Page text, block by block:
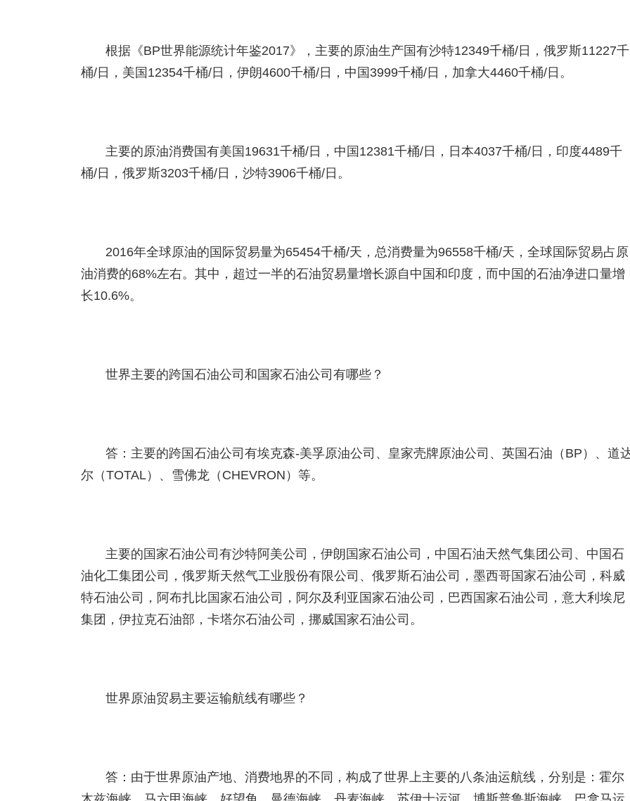
根据《BP世界能源统计年鉴2017》，主要的原油生产国有沙特12349千桶/日，俄罗斯11227千
桶/日，美国12354千桶/日，伊朗4600千桶/日，中国3999千桶/日，加拿大4460千桶/日。
主要的原油消费国有美国19631千桶/日，中国12381千桶/日，日本4037千桶/日，印度4489千
桶/日，俄罗斯3203千桶/日，沙特3906千桶/日。
2016年全球原油的国际贸易量为65454千桶/天，总消费量为96558千桶/天，全球国际贸易占原
油消费的68%左右。其中，超过一半的石油贸易量增长源自中国和印度，而中国的石油净进口量增
长10.6%。
世界主要的跨国石油公司和国家石油公司有哪些？
答：主要的跨国石油公司有埃克森-美孚原油公司、皇家壳牌原油公司、英国石油（BP）、道
尔（TOTAL）、雪佛龙（CHEVRON）等。
主要的国家石油公司有沙特阿美公司，伊朗国家石油公司，中国石油天然气集团公司、中国石
油化工集团公司，俄罗斯天然气工业股份有限公司、俄罗斯石油公司，墨西哥国家石油公司，科威
特石油公司，阿布扎比国家石油公司，阿尔及利亚国家石油公司，巴西国家石油公司，意大利埃尼
集团，伊拉克石油部，卡塔尔石油公司，挪威国家石油公司。
世界原油贸易主要运输航线有哪些？
答：由于世界原油产地、消费地界的不同，构成了世界上主要的八条油运航线，分别是：霍尔